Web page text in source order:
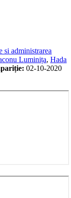
si administrarea
Luminița, Hada
02-10-2020